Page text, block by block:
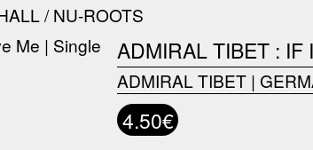
/ NU-ROOTS
ADMIRAL TIBET : IF
ADMIRAL TIBET |
4.50€